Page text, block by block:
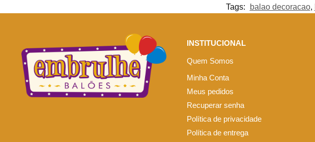
Tags:
balao decoracao,
INSTITUCIONAL
Quem Somos
Minha Conta
Meus pedidos
Recuperar senha
Política de privacidade
Política de entrega